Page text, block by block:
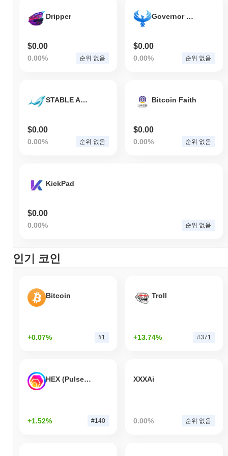
Dripper
$0.00
0.00% 순위 없음
Governor DAO
$0.00
0.00% 순위 없음
STABLE ASSET
$0.00
0.00% 순위 없음
Bitcoin Faith
$0.00
0.00% 순위 없음
KickPad
$0.00
0.00% 순위 없음
인기 코인
Bitcoin
+0.07% #1
Troll
+13.74% #371
HEX (Pulsechain)
+1.52% #140
XXXAi
0.00% 순위 없음